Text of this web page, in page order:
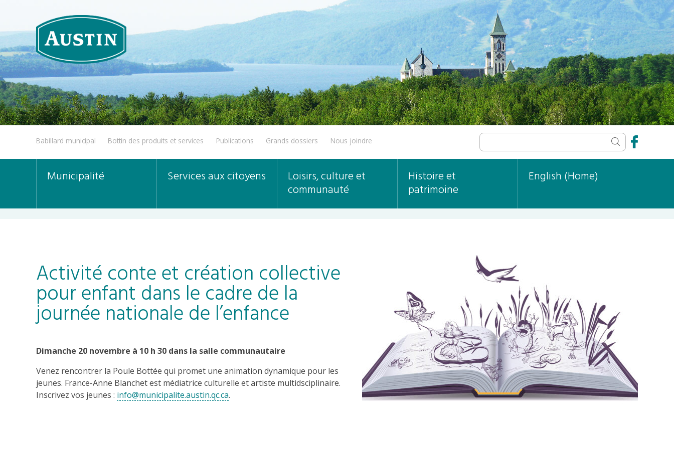
Babillard municipal Bottin des produits et services Publications Grands dossiers Nous joindre
Municipalité Services aux citoyens Loisirs, culture et
communauté
Histoire et
patrimoine
English (Home)
Activité conte et création collective
pour enfant dans le cadre de la
journée nationale de l’enfance
Dimanche 20 novembre à 10 h 30 dans la salle communautaire
Venez rencontrer la Poule Bottée qui promet une animation dynamique pour les
jeunes. France-Anne Blanchet est médiatrice culturelle et artiste multidsciplinaire.
Inscrivez vos jeunes : info@municipalite.austin.qc.ca.